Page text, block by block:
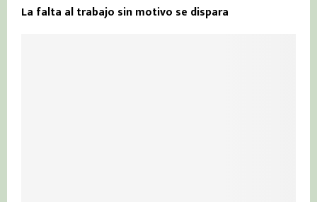
La falta al trabajo sin motivo se dispara